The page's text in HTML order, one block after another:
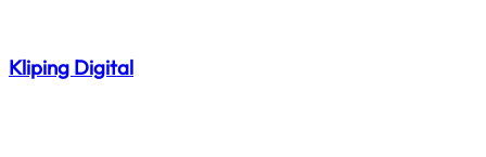
Kliping Digital